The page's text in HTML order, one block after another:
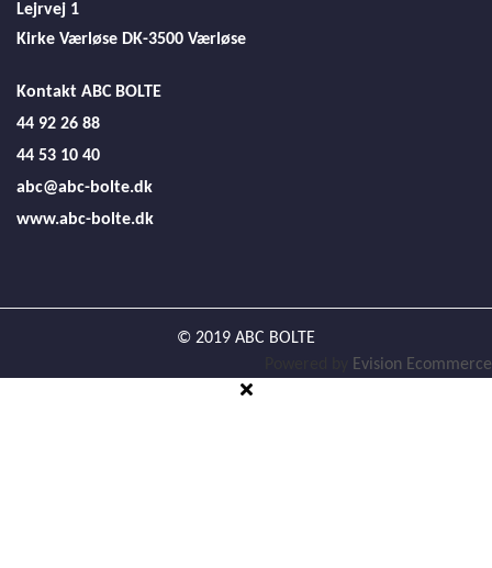
Lejrvej 1
Kirke Værløse DK-3500 Værløse
Kontakt ABC BOLTE
44 92 26 88
44 53 10 40
abc@abc-bolte.dk
www.abc-bolte.dk
© 2019 ABC BOLTE
Evision Ecommerce